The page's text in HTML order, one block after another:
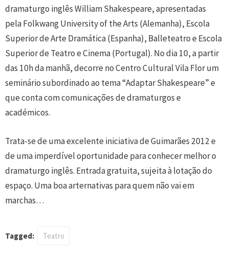
dramaturgo inglês William Shakespeare, apresentadas
pela Folkwang University of the Arts (Alemanha), Escola
Superior de Arte Dramática (Espanha), Balleteatro e Escola
Superior de Teatro e Cinema (Portugal). No dia 10, a partir
das 10h da manhã, decorre no Centro Cultural Vila Flor um
seminário subordinado ao tema “Adaptar Shakespeare” e
que conta com comunicações de dramaturgos e
académicos.
Trata-se de uma excelente iniciativa de Guimarães 2012 e
de uma imperdível oportunidade para conhecer melhor o
dramaturgo inglês. Entrada gratuita, sujeita à lotação do
espaço. Uma boa arternativas para quem não vai em
marchas…
Tagged: Teatro